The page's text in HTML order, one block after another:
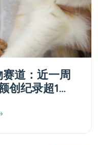
道：近一周
创纪录超1亿